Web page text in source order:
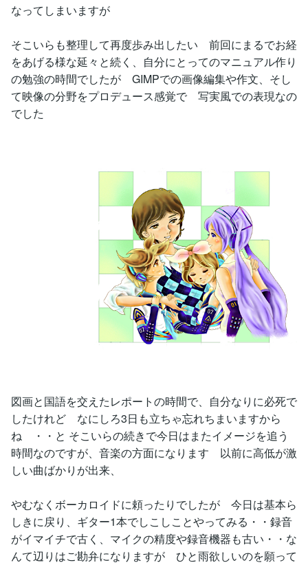
なってしまいますが
そこいらも整理して再度歩み出したい 前回にまるでお経
をあげる様な延々と続く、自分にとってのマニュアル作り
の勉強の時間でしたが GIMPでの画像編集や作文、そし
て映像の分野をプロデュース感覚で 写実風での表現なの
でした
図画と国語を交えたレポートの時間で、自分なりに必死で
したけれど なにしろ3日も立ちゃ忘れちまいますから
ね ・・と そこいらの続きで今日はまたイメージを追う
時間なのですが、音楽の方面になります 以前に高低が激
しい曲ばかりが出来、
やむなくボーカロイドに頼ったりでしたが 今日は基本ら
しきに戻り、ギター1本でしこしことやってみる・・録音
がイマイチで古く、マイクの精度や録音機器も古い・・な
んて辺りはご勘弁になりますが ひと雨欲しいのを願って